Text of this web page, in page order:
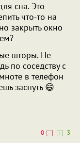
сна. Это
что-то на
закрыть окно
шторы. Не
по соседству с
в телефон
заснуть 😄
0
3